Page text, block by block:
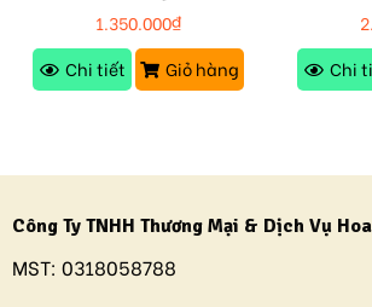
1.350.000₫
Chi tiết
Giỏ hàng
Chi
Công Ty TNHH Thương Mại & Dịch Vụ
MST: 0318058788